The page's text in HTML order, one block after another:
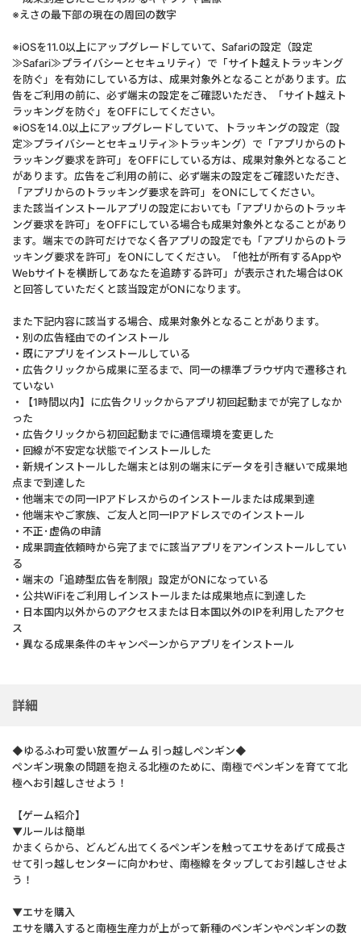
※えさの最下部の現在の周回の数字
※iOSを11.0以上にアップグレードしていて、Safariの設定（設定
≫Safari≫プライバシーとセキュリティ）で「サイト越えトラッキング
を防ぐ」を有効にしている方は、成果対象外となることがあります。広
告をご利用の前に、必ず端末の設定をご確認いただき、「サイト越えト
ラッキングを防ぐ」をOFFにしてください。
※iOSを14.0以上にアップグレードしていて、トラッキングの設定（設
定≫プライバシーとセキュリティ≫トラッキング）で「アプリからのト
ラッキング要求を許可」をOFFにしている方は、成果対象外となること
があります。広告をご利用の前に、必ず端末の設定をご確認いただき、
「アプリからのトラッキング要求を許可」をONにしてください。
また該当インストールアプリの設定においても「アプリからのトラッキ
ング要求を許可」をOFFにしている場合も成果対象外となることがあり
ます。端末での許可だけでなく各アプリの設定でも「アプリからのトラ
ッキング要求を許可」をONにしてください。「他社が所有するAppや
Webサイトを横断してあなたを追跡する許可」が表示された場合はOK
と回答していただくと該当設定がONになります。
また下記内容に該当する場合、成果対象外となることがあります。
・別の広告経由でのインストール
・既にアプリをインストールしている
・広告クリックから成果に至るまで、同一の標準ブラウザ内で遷移され
ていない
・【1時間以内】に広告クリックからアプリ初回起動までが完了しなか
った
・広告クリックから初回起動までに通信環境を変更した
・回線が不安定な状態でインストールした
・新規インストールした端末とは別の端末にデータを引き継いで成果地
点まで到達した
・他端末での同一IPアドレスからのインストールまたは成果到達
・他端末やご家族、ご友人と同一IPアドレスでのインストール
・不正･虚偽の申請
・成果調査依頼時から完了までに該当アプリをアンインストールしてい
る
・端末の「追跡型広告を制限」設定がONになっている
・公共WiFiをご利用しインストールまたは成果地点に到達した
・日本国内以外からのアクセスまたは日本国以外のIPを利用したアクセ
ス
・異なる成果条件のキャンペーンからアプリをインストール
詳細
◆ゆるふわ可愛い放置ゲーム 引っ越しペンギン◆
ペンギン現象の問題を抱える北極のために、南極でペンギンを育てて北
極へお引越しさせよう！
【ゲーム紹介】
▼ルールは簡単
かまくらから、どんどん出てくるペンギンを触ってエサをあげて成長さ
せて引っ越しセンターに向かわせ、南極線をタップしてお引越しさせよ
う！
▼エサを購入
エサを購入すると南極生産力が上がって新種のペンギンやペンギンの数